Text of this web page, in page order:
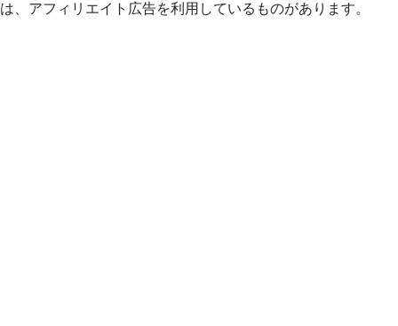
は、アフィリエイト広告を利用しているものがあります。